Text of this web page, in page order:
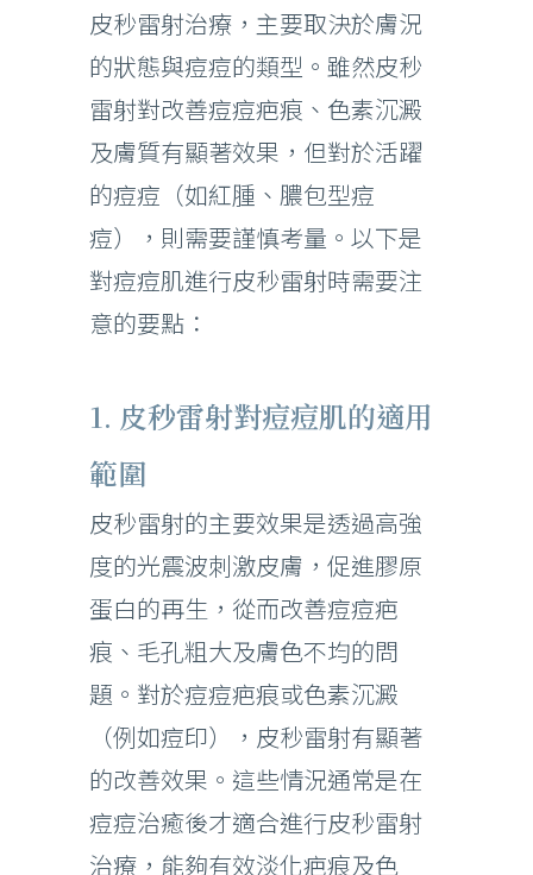
皮秒雷射治療，主要取決於膚況
的狀態與痘痘的類型。雖然皮秒
雷射對改善痘痘疤痕、色素沉澱
及膚質有顯著效果，但對於活躍
的痘痘（如紅腫、膿包型痘
痘），則需要謹慎考量。以下是
對痘痘肌進行皮秒雷射時需要注
意的要點：
1. 皮秒雷射對痘痘肌的適用
範圍
皮秒雷射的主要效果是透過高強
度的光震波刺激皮膚，促進膠原
蛋白的再生，從而改善痘痘疤
痕、毛孔粗大及膚色不均的問
題。對於痘痘疤痕或色素沉澱
（例如痘印），皮秒雷射有顯著
的改善效果。這些情況通常是在
痘痘治癒後才適合進行皮秒雷射
治療，能夠有效淡化疤痕及色